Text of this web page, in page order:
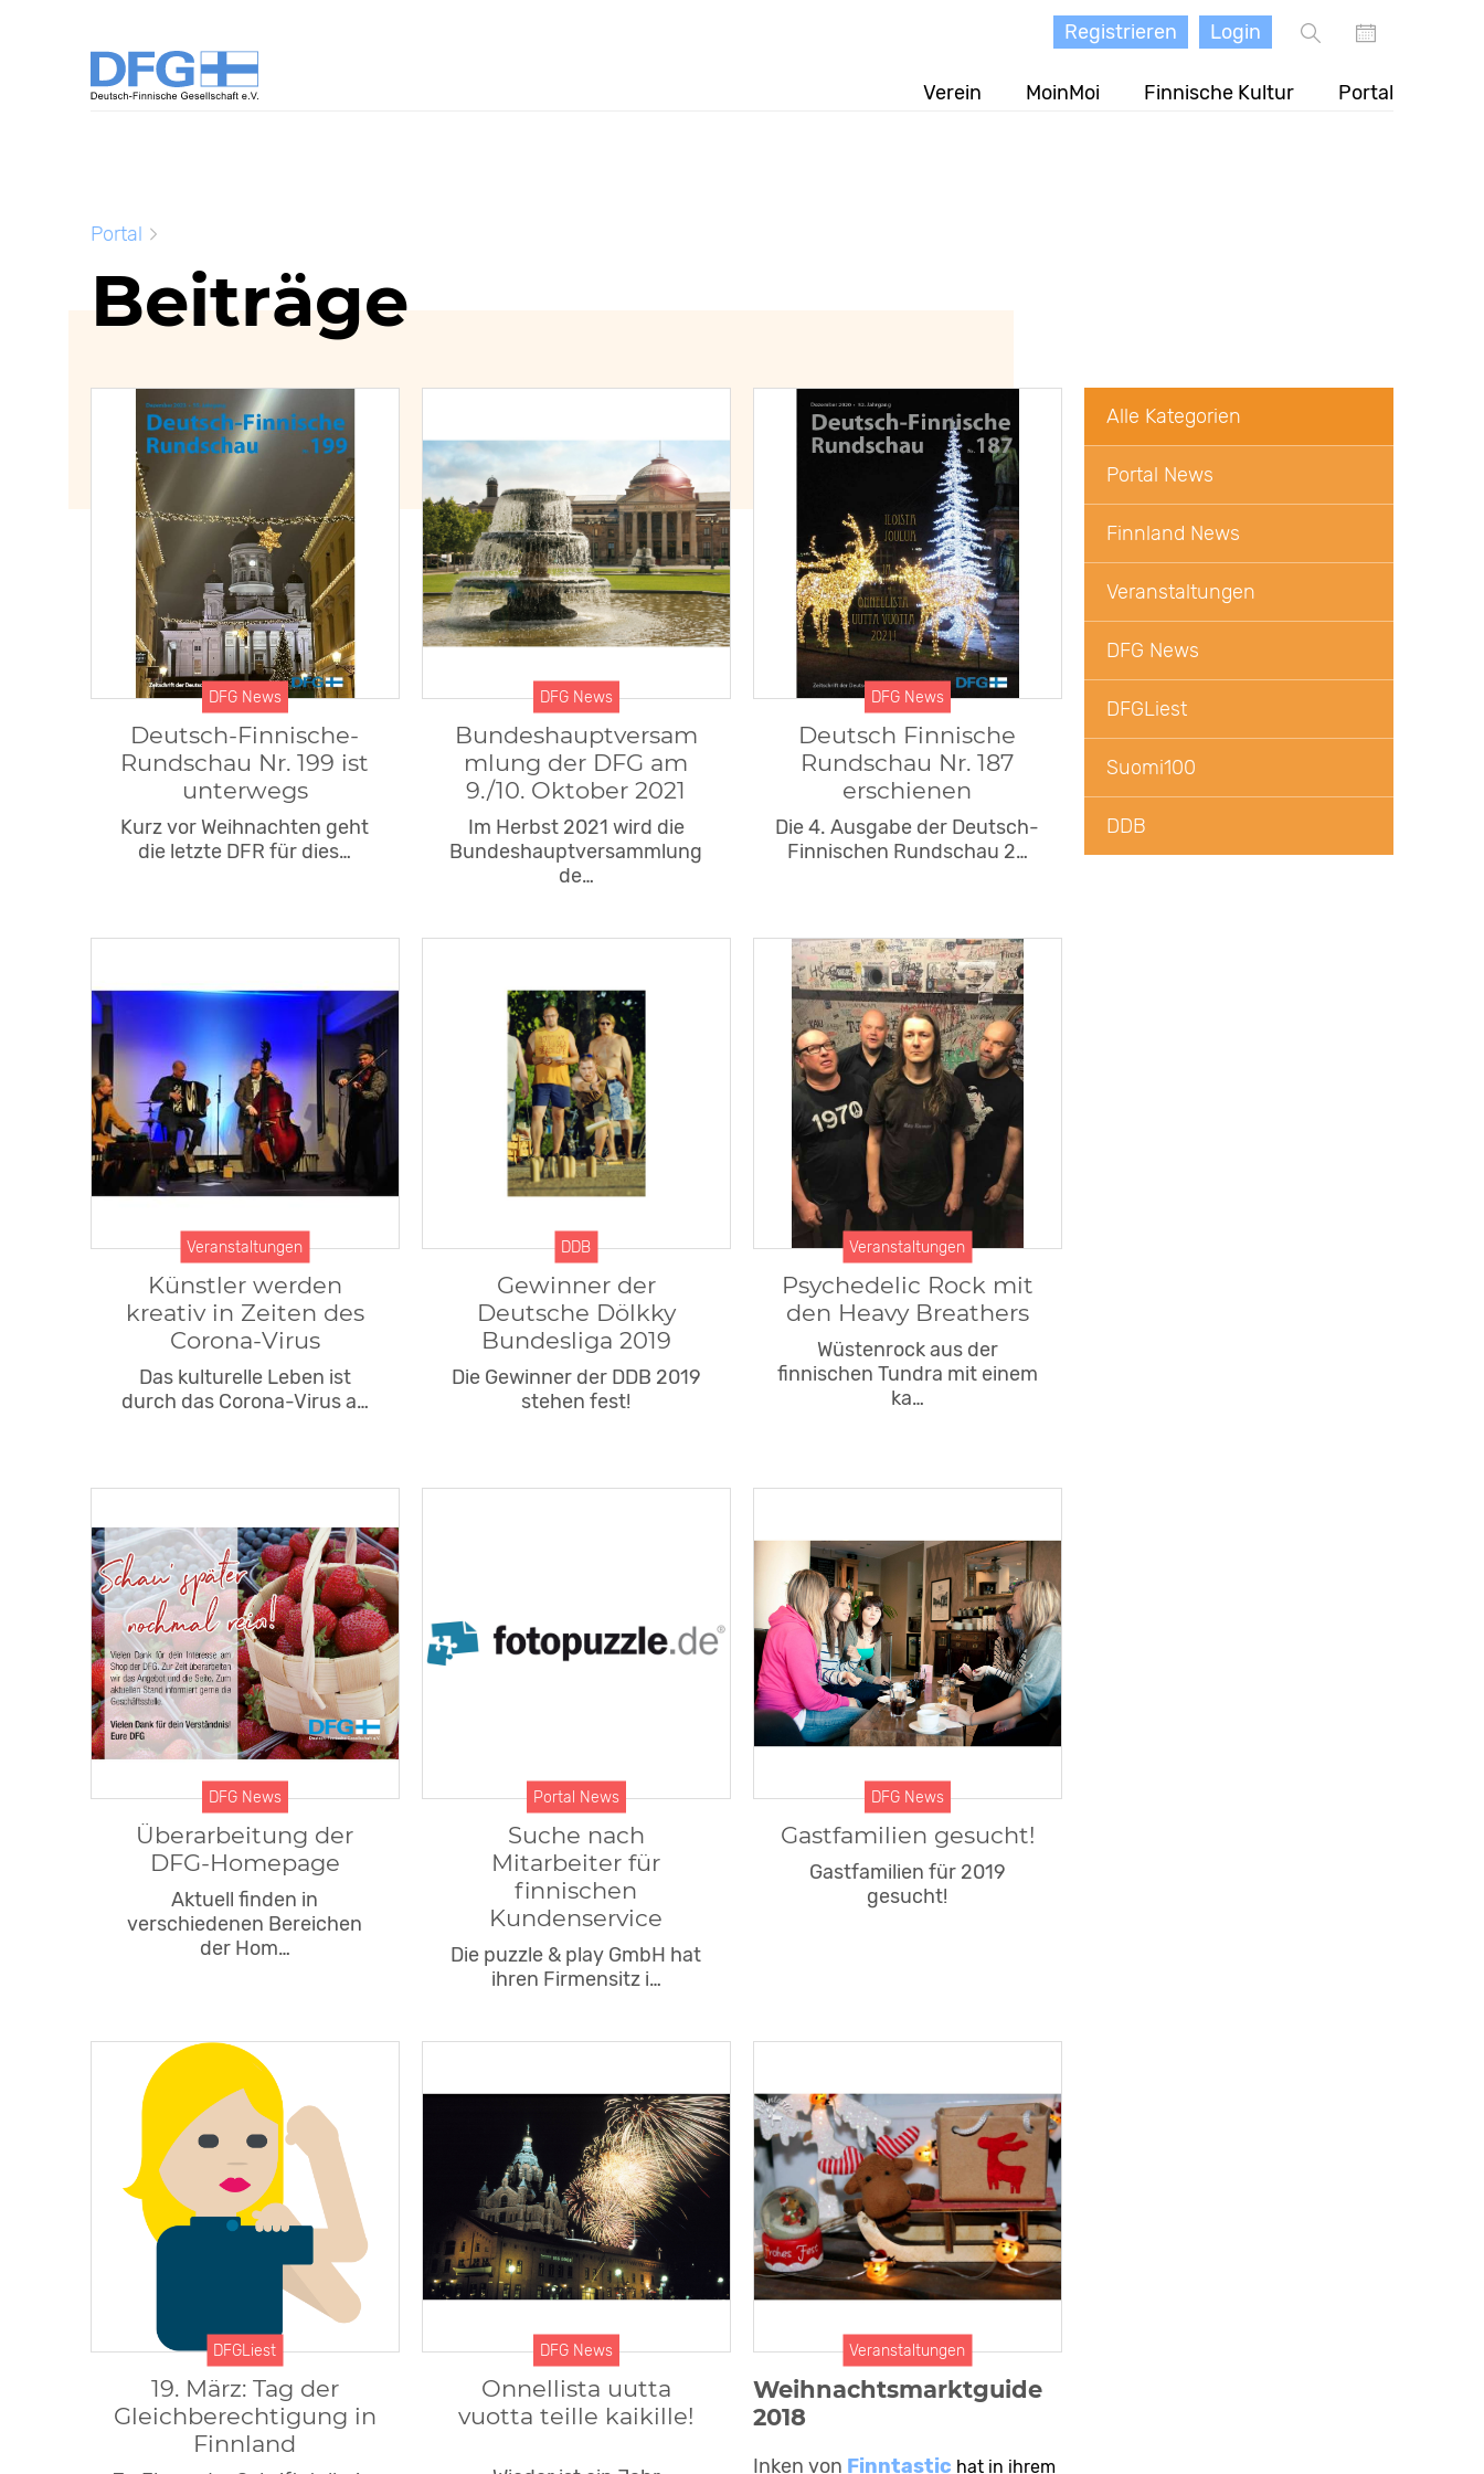
Verein MoinMoi Finnische Kultur Portal
Registrieren Login
Portal
Beiträge
Alle Kategorien
Portal News
Finnland News
Veranstaltungen
DFG News
DFGLiest
Suomi100
DDB
DFG News
Deutsch-Finnische-
Rundschau Nr. 199 ist
unterwegs
Kurz vor Weihnachten geht
die letzte DFR für dies…
DFG News
Bundeshauptversam
mlung der DFG am
9./10. Oktober 2021
Im Herbst 2021 wird die
Bundeshauptversammlung
de…
DFG News
Deutsch Finnische
Rundschau Nr. 187
erschienen
Die 4. Ausgabe der Deutsch-
Finnischen Rundschau 2…
Veranstaltungen
Künstler werden
kreativ in Zeiten des
Corona-Virus
Das kulturelle Leben ist
durch das Corona-Virus a…
DDB
Gewinner der
Deutsche Dölkky
Bundesliga 2019
Die Gewinner der DDB 2019
stehen fest!
Veranstaltungen
Psychedelic Rock mit
den Heavy Breathers
Wüstenrock aus der
finnischen Tundra mit einem
ka…
DFG News
Überarbeitung der
DFG-Homepage
Aktuell finden in
verschiedenen Bereichen
der Hom…
Portal News
Suche nach
Mitarbeiter für
finnischen
Kundenservice
Die puzzle & play GmbH hat
ihren Firmensitz i…
DFG News
Gastfamilien gesucht!
Gastfamilien für 2019
gesucht!
DFGLiest
19. März: Tag der
Gleichberechtigung in
Finnland
DFG News
Onnellista uutta
vuotta teille kaikille!
Veranstaltungen
Weihnachtsmarktguide
2018
Inken von Finntastic hat in ihrem